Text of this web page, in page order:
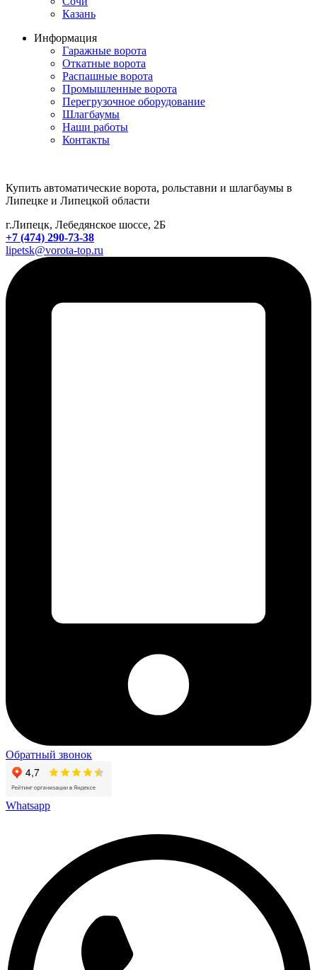
Казань
Информация
Гаражные ворота
Откатные ворота
Распашные ворота
Промышленные ворота
Перегрузочное оборудование
Шлагбаумы
Наши работы
Контакты
Купить автоматические ворота, рольставни и шлагбаумы в
Липецке и Липецкой области
г.Липецк, Лебедянское шоссе, 2Б
+7 (474) 290-73-38
lipetsk@vorota-top.ru
Обратный звонок
Whatsapp